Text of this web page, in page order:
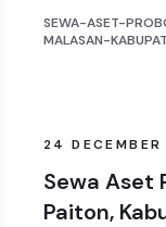
SEWA-ASET-
MALASAN-
ARTIKEL
24
Sewa Aset
Paiton,